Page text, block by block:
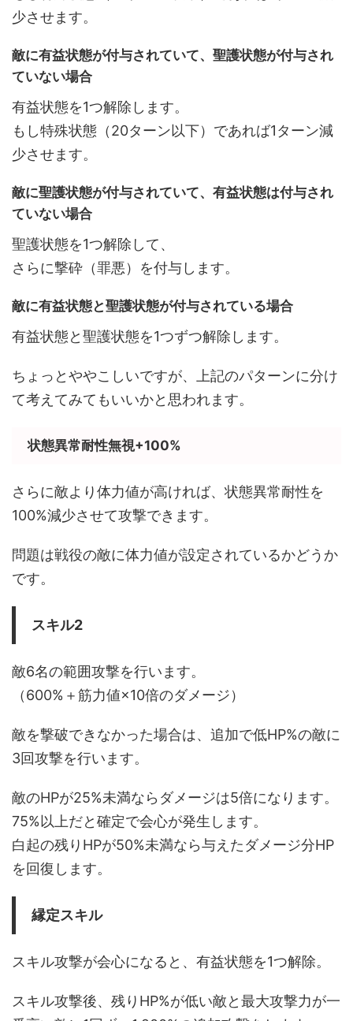
少させます。
敵に有益状態が付与されていて、聖護状態が付与され
ていない場合
有益状態を1つ解除します。
もし特殊状態（20ターン以下）であれば1ターン減
少させます。
敵に聖護状態が付与されていて、有益状態は付与され
ていない場合
聖護状態を1つ解除して、
さらに撃砕（罪悪）を付与します。
敵に有益状態と聖護状態が付与されている場合
有益状態と聖護状態を1つずつ解除します。
ちょっとややこしいですが、上記のパターンに分け
て考えてみてもいいかと思われます。
状態異常耐性無視+100%
さらに敵より体力値が高ければ、状態異常耐性を
100%減少させて攻撃できます。
問題は戦役の敵に体力値が設定されているかどうか
です。
スキル2
敵6名の範囲攻撃を行います。
（600%＋筋力値×10倍のダメージ）
敵を撃破できなかった場合は、追加で低HP%の敵に
3回攻撃を行います。
敵のHPが25%未満ならダメージは5倍になります。
75%以上だと確定で会心が発生します。
白起の残りHPが50%未満なら与えたダメージ分HP
を回復します。
縁定スキル
スキル攻撃が会心になると、有益状態を1つ解除。
スキル攻撃後、残りHP%が低い敵と最大攻撃力が一